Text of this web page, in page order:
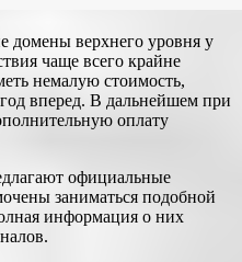
домены верхнего уровня у
чаще всего крайне
немалую стоимость,
вперед. В дальнейшем при
оплату
официальные
заниматься подобной
информация о них